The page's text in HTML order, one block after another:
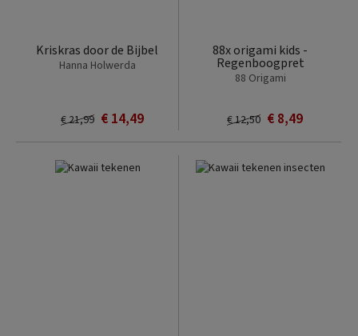
Kriskras door de Bijbel
Hanna Holwerda
€ 14,49
€ 21,99
88x origami kids -
Regenboogpret
88 Origami
€ 8,49
€ 12,50